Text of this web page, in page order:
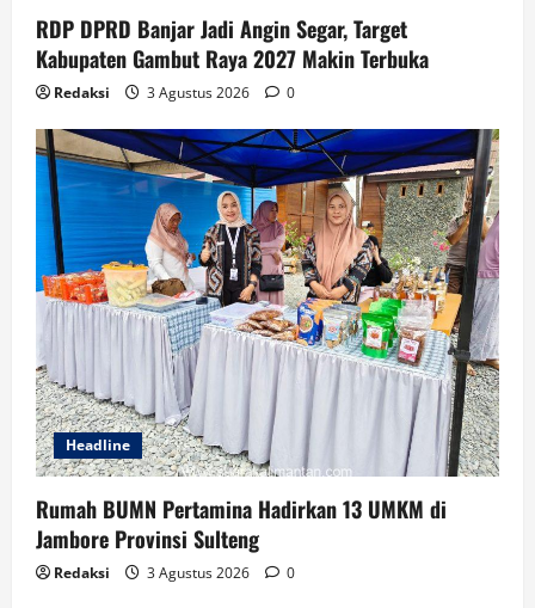
RDP DPRD Banjar Jadi Angin Segar, Target
Kabupaten Gambut Raya 2027 Makin Terbuka
Redaksi 3 Agustus 2026 0
Headline
Rumah BUMN Pertamina Hadirkan 13 UMKM di
Jambore Provinsi Sulteng
Redaksi 3 Agustus 2026 0